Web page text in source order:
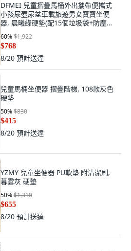
DFMEI 兒童摺疊馬桶外出攜帶便攜式
小孩尿壺尿盆車載旅遊男女寶寶坐便
器, 晨曦綠硬墊(配15個垃圾袋+防塵
袋):如圖
60%$1,922
$768
8/20 預計送達
兒童馬桶坐便器 摺疊階梯, 108款灰色
硬墊
50%$830
$415
8/20 預計送達
YZMY 兒童坐便器 PU軟墊 附清潔刷,
暮雲灰 硬墊
50%$1,310
$655
8/20 預計送達